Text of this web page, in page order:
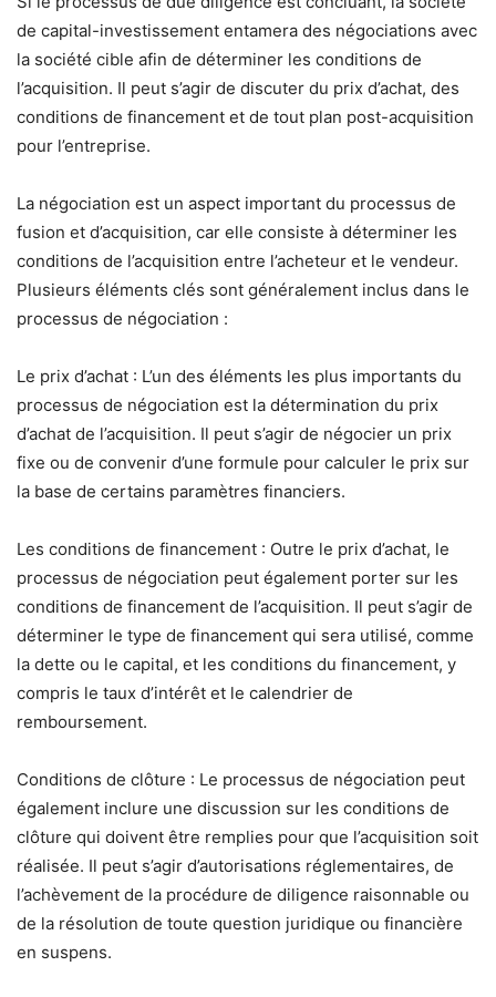
de capital-investissement entamera des négociations avec
la société cible afin de déterminer les conditions de
l’acquisition. Il peut s’agir de discuter du prix d’achat, des
conditions de financement et de tout plan post-acquisition
pour l’entreprise.
La négociation est un aspect important du processus de
fusion et d’acquisition, car elle consiste à déterminer les
conditions de l’acquisition entre l’acheteur et le vendeur.
Plusieurs éléments clés sont généralement inclus dans le
processus de négociation :
Le prix d’achat : L’un des éléments les plus importants du
processus de négociation est la détermination du prix
d’achat de l’acquisition. Il peut s’agir de négocier un prix
fixe ou de convenir d’une formule pour calculer le prix sur
la base de certains paramètres financiers.
Les conditions de financement : Outre le prix d’achat, le
processus de négociation peut également porter sur les
conditions de financement de l’acquisition. Il peut s’agir de
déterminer le type de financement qui sera utilisé, comme
la dette ou le capital, et les conditions du financement, y
compris le taux d’intérêt et le calendrier de
remboursement.
Conditions de clôture : Le processus de négociation peut
également inclure une discussion sur les conditions de
clôture qui doivent être remplies pour que l’acquisition soit
réalisée. Il peut s’agir d’autorisations réglementaires, de
l’achèvement de la procédure de diligence raisonnable ou
de la résolution de toute question juridique ou financière
en suspens.